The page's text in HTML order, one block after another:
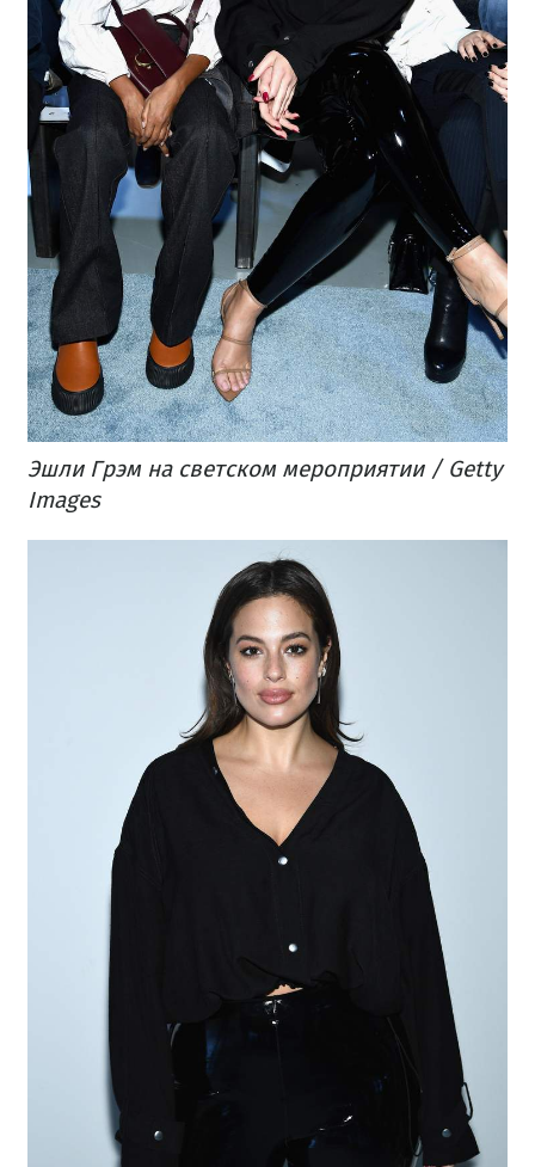
Эшли Грэм на светском мероприятии / Getty
Images